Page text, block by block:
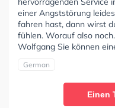
einer Angststörung
fahren hast, dann wirst
fühlen. Worauf also
Wolfgang Sie können
German
Einen